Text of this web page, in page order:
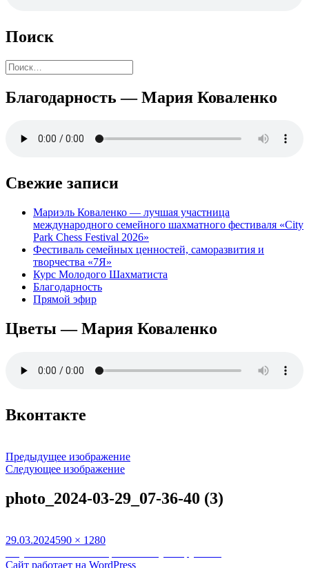
Поиск
Найти:
Благодарность — Мария Коваленко
Свежие записи
Мариэль Коваленко — лучшая участница
международного семейного шахматного фестиваля «City
Park Chess Festival 2026»
Фестиваль семейных ценностей, саморазвития и
творчества «7Я»
Курс Молодого Шахматиста
Благодарность
Прямой эфир
Цветы — Мария Коваленко
Вконтакте
Предыдущее изображение
Следующее изображение
photo_2024-03-29_07-36-40 (3)
Опубликовано
29.03.2024Полный
590 × 1280
Навигация
Сайт работает на WordPress